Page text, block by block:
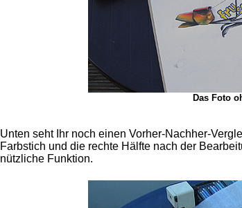
Das Foto
Unten seht Ihr noch einen Vorher-Nachher-
Farbstich und die rechte Hälfte nach der
nützliche Funktion.